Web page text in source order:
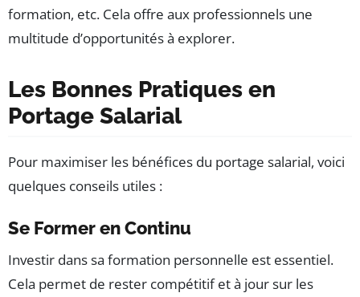
formation, etc. Cela offre aux professionnels une
multitude d’opportunités à explorer.
Les Bonnes Pratiques en
Portage Salarial
Pour maximiser les bénéfices du portage salarial, voici
quelques conseils utiles :
Se Former en Continu
Investir dans sa formation personnelle est essentiel.
Cela permet de rester compétitif et à jour sur les